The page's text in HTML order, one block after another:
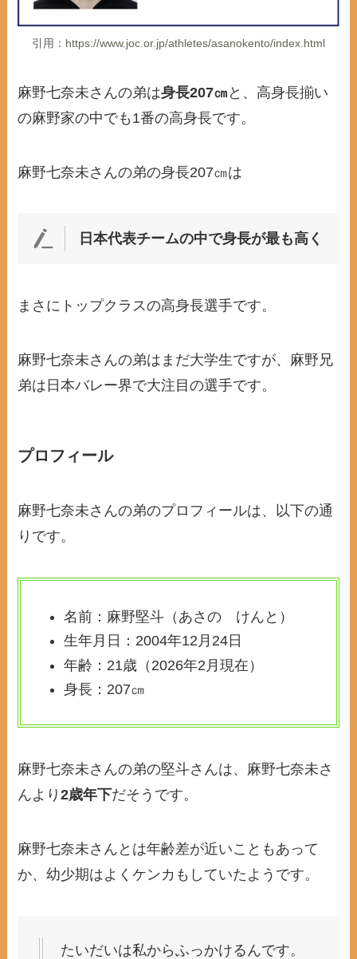
引用： https://www.joc.or.jp/athletes/asanokento/index.html
麻野七奈未さんの弟は身長207㎝ と、高身長揃い
の麻野家の中でも1番の高身長です。
麻野七奈未さんの弟の身長207㎝は
日本代表チームの中で身長が最も高く
まさにトップクラスの高身長選手です。
麻野七奈未さんの弟はまだ大学生ですが、麻野兄
弟は日本バレー界で大注目の選手です。
プロフィール
麻野七奈未さんの弟のプロフィールは、以下の通
りです。
名前：麻野堅斗（あさの けんと）
生年月日：2004年12月24日
年齢：21歳（2026年2月現在）
身長：207㎝
麻野七奈未さんの弟の堅斗さんは、麻野七奈未さ
んより2歳年下だそうです。
麻野七奈未さんとは年齢差が近いこともあって
か、幼少期はよくケンカもしていたようです。
たいだいは私からふっかけるんです。